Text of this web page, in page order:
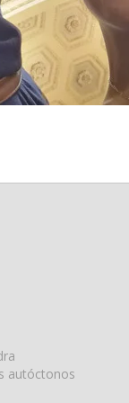
autóctonos